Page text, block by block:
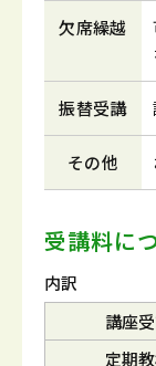
欠席繰越
振替受講
その他
受講料に
内訳
講座
定期